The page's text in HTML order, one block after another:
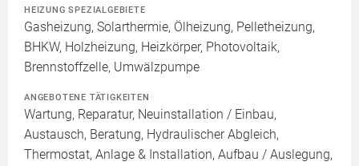
HEIZUNG SPEZIALGEBIETE
Gasheizung, Solarthermie, Ölheizung, Pelletheizung,
BHKW, Holzheizung, Heizkörper, Photovoltaik,
Brennstoffzelle, Umwälzpumpe
ANGEBOTENE TÄTIGKEITEN
Wartung, Reparatur, Neuinstallation / Einbau,
Austausch, Beratung, Hydraulischer Abgleich,
Thermostat, Anlage & Installation, Aufbau / Auslegung,